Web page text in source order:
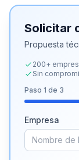
Solicitar
Propuesta
200+
Sin
Paso 1 de 3
Empresa